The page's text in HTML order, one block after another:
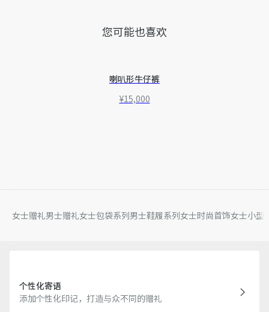
您可能也喜欢
喇叭形牛仔裤
¥15,000
女士赠礼男士赠礼女士包袋系列男士鞋履系列女士时尚首饰女士小型
个性化寄语
添加个性化印记，打造与众不同的赠礼